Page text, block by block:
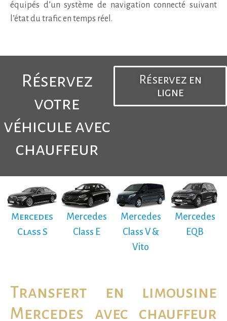
équipés d’un système de navigation connecté suivant
l’état du trafic en temps réel.
Réservez
votre
véhicule avec
chauffeur
Réservez en
ligne
Mercedes
Class S
Mercedes
Class E
Mercedes
Class V &
Vito
Mercedes
EQB
Transfert en limousine
Mercedes avec chauffeur